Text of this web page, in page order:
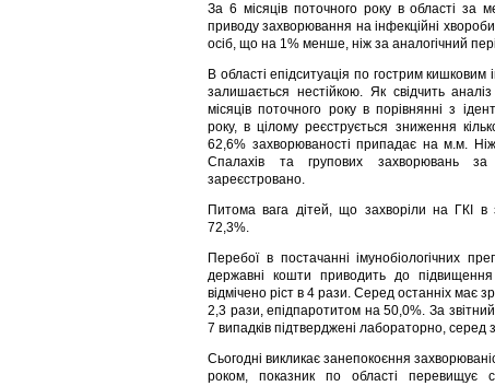
За 6 місяців поточного року в області за
приводу захворювання на інфекційні
осіб, що на 1% менше, ніж за аналогічний
В області епідситуація по гострим кишковим
залишається нестійкою. Як свідчить
місяців поточного року в порівнянні з
року, в цілому реєструється зниження
62,6% захворюваності припадає на м.м.
Спалахів та групових захворювань
зареєстровано.
Питома вага дітей, що захворіли на ГКІ в
72,3%.
Перебої в постачанні імунобіологічних
державні кошти приводить до
відмічено ріст в 4 рази. Серед останніх має
2,3 рази, епідпаротитом на 50,0%. За
7 випадків підтверджені лабораторно, серед
Сьогодні викликає занепокоєння
роком, показник по області